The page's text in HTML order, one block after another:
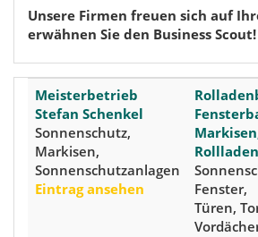
Unsere Firmen freuen sich auf
erwähnen Sie den Business Scout!
Meisterbetrieb
Stefan Schenkel
Sonnenschutz,
Markisen,
Sonnenschutzanlagen
Eintrag ansehen
Rollladen
Fenster,
Türen,